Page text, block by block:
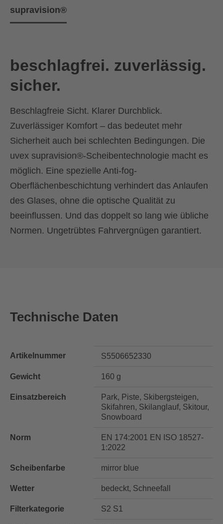
supravision®
beschlagfrei. zuverlässig.
sicher.
Beschlagfreie Sicht. Klarer Durchblick.
Zuverlässiger Komfort – das bedeutet mehr
Sicherheit auch bei schlechten Bedingungen. Die
uvex supravision®-Scheibentechnologie macht es
möglich. Eine spezielle Anti-fog-
Oberflächenbeschichtung verhindert das Anlaufen
des Glases, ohne die optische Qualität zu
beeinflussen. Und das doppelt so lang wie übliche
Normen. Ungetrübtes Fahrvergnügen garantiert.
Technische Daten
Artikelnummer S5506652330
Gewicht 160 g
Einsatzbereich
Park, Piste, Skibergsteigen,
Skifahren, Skilanglauf, Skitour,
Snowboard
Norm
EN 174:2001 EN ISO 18527-
1:2022
Scheibenfarbe mirror blue
Wetter bedeckt, Schneefall
Filterkategorie S2 S1